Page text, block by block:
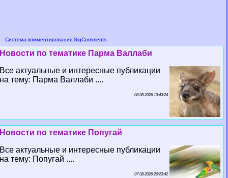
Система комментирования SigComments
Новости по тематике Парма Валлаби
Все актуальные и интересные публикации
на тему: Парма Валлаби ....
08 08 2026 10:43:24
Новости по тематике Попугай
Все актуальные и интересные публикации
на тему: Попугай ....
07 08 2026 20:23:42